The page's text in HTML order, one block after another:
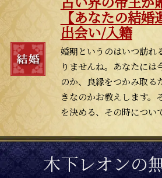
【あなたの結婚
出会い/入籍
婚期というのはいつ訪れ
りませんね。あなたには
のか、良縁をつかみ取る
きなのかお教えします。
を決める、その時につい
木下レオンの